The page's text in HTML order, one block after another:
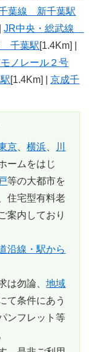
葉線 新千葉駅
JR中央・総武線
千葉駅[1.4Km] |
ノレール２号
[1.4Km] |京成千
京 、横浜
川
ームをはじ
等の大都市を
住宅型有料老
案内しており
沿線・駅から
は勿論、地域
て条件にあう
ンフレット等